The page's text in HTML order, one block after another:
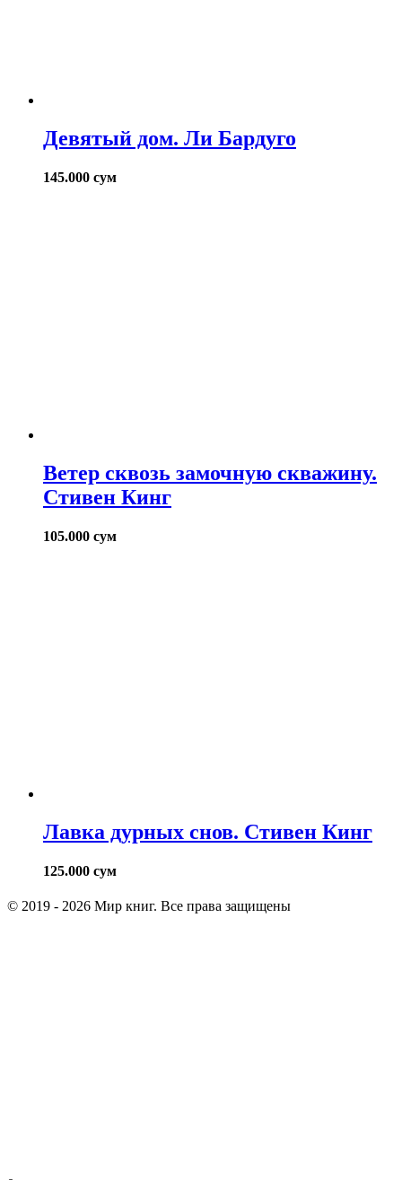
Девятый дом. Ли Бардуго
145.000 сум
Ветер сквозь замочную скважину.
Стивен Кинг
105.000 сум
Лавка дурных снов. Стивен Кинг
125.000 сум
© 2019 - 2026 Мир книг. Все права защищены